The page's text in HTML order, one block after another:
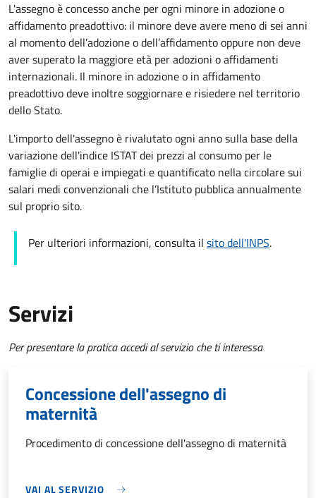
L'assegno è concesso anche per ogni minore in adozione o
affidamento preadottivo: il minore deve avere meno di sei anni
al momento dell’adozione o dell’affidamento oppure non deve
aver superato la maggiore età per adozioni o affidamenti
internazionali. Il minore in adozione o in affidamento
preadottivo deve inoltre soggiornare e risiedere nel territorio
dello Stato.
L'importo dell'assegno è rivalutato ogni anno sulla base della
variazione dell'indice ISTAT dei prezzi al consumo per le
famiglie di operai e impiegati e quantificato nella circolare sui
salari medi convenzionali che l’Istituto pubblica annualmente
sul proprio sito.
Per ulteriori informazioni, consulta il sito dell'INPS.
Servizi
Per presentare la pratica accedi al servizio che ti interessa
Concessione dell'assegno di
maternità
Procedimento di concessione dell'assegno di maternità
VAI AL SERVIZIO